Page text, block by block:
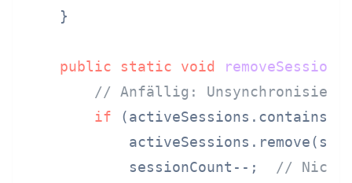
    }
public static void removeSession
// Anfällig:
if
            sessionCount--;
// Nicht-